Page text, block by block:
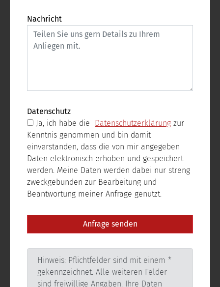
Nachricht
Datenschutz
Ja, ich habe die
Datenschutzerklärung
Kenntnis genommen und bin damit
einverstanden, dass die von mir angegeben
Daten elektronisch erhoben und gespeichert
werden. Meine Daten werden dabei nur streng
zweckgebunden zur Bearbeitung und
Beantwortung meiner Anfrage genutzt.
Hinweis: Pflichtfelder sind mit einem *
gekennzeichnet. Alle weiteren Felder
sind freiwillige Angaben. Ihre Daten